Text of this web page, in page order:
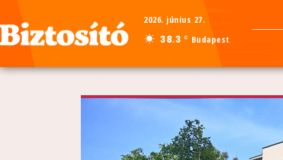
2026. június 27.
38.3 C Budapest